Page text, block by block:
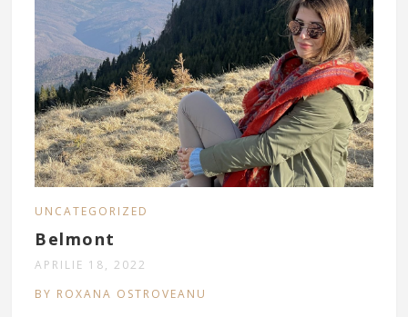
UNCATEGORIZED
Belmont
APRILIE 18, 2022
BY ROXANA OSTROVEANU